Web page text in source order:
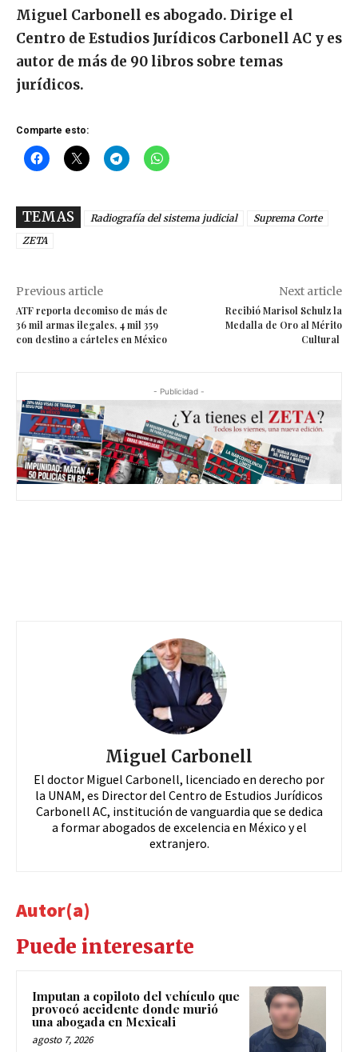
Miguel Carbonell es abogado. Dirige el
Centro de Estudios Jurídicos Carbonell AC y es
autor de más de 90 libros sobre temas
jurídicos.
Comparte esto:
TEMAS Radiografía del sistema judicial
Suprema Corte
ZETA
Previous article
ATF reporta decomiso de más de
36 mil armas ilegales, 4 mil 359
con destino a cárteles en México
Next article
Recibió Marisol Schulz la
Medalla de Oro al Mérito
Cultural
- Publicidad -
Miguel Carbonell
El doctor Miguel Carbonell, licenciado en derecho por
la UNAM, es Director del Centro de Estudios Jurídicos
Carbonell AC, institución de vanguardia que se dedica
a formar abogados de excelencia en México y el
extranjero.
Autor(a)
Puede interesarte
Imputan a copiloto del vehículo que
provocó accidente donde murió
una abogada en Mexicali
agosto 7, 2026